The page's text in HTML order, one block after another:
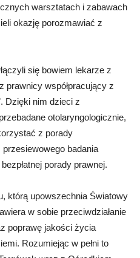
warsztatach i zabawach
okazję porozmawiać z
się bowiem lekarze z
prawnicy współpracujący z
Dzięki nim dzieci z
otolaryngologicznie,
z porady
badania
porady prawnej.
którą upowszechnia Światowy
w sobie przeciwdziałanie
poprawę jakości życia
Rozumiejąc w pełni to